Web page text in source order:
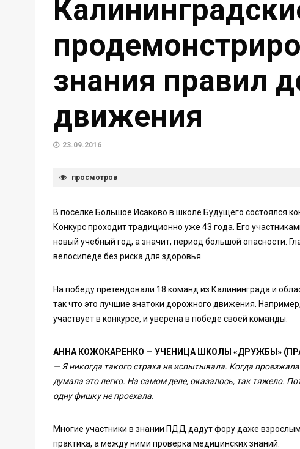
знания правил
движения
23.09.2016
просмотров
В поселке Большое Исаково в школе Будущего состоялся
Конкурс проходит традиционно уже 43 года. Его
новый учебный год, а значит, период большой опасности.
велосипеде без риска для здоровья.
На победу претендовали 18 команд из Калининграда и
так что это лучшие знатоки дорожного движения.
участвует в конкурсе, и уверена в победе своей команды.
АННА КОЖОКАРЕНКО — УЧЕНИЦА ШКОЛЫ «ДРУЖБЫ»
— Я никогда такого страха не испытывала. Когда
думала это легко. На самом деле, оказалось, так тяжело.
одну фишку не проехала.
Многие участники в знании ПДД дадут фору даже
практика, а между ними проверка медицинских знаний.